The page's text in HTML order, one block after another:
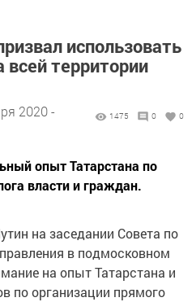
использовать
территории
2020 -
1475 0 0
опыт Татарстана по
власти и граждан.
на заседании Совета по
в подмосковном
на опыт Татарстана и
по организации прямого